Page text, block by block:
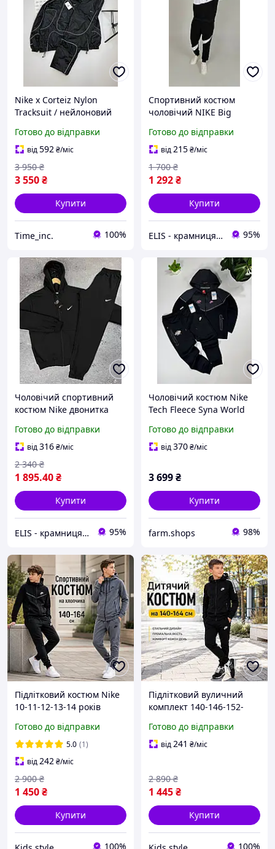
Nike x Corteiz Nylon
Tracksuit / нейлоновий
кортез вітровка і штани
Готово до відправки
від592₴/міс
3 550₴
3 950 ₴
Купити
Time_inc. 100%
Спортивний костюм
чоловічий NIKE Big
Чоловічий спортивний
костюм Найк Биг Свуш
Готово до відправки
від215₴/міс
1 292₴
1 700 ₴
Купити
ELIS - крамниця спортивного одягу 95%
Чоловічий спортивний
костюм Nike двонитка
Готово до відправки
від316₴/міс
1 895.40₴
2 340 ₴
Купити
ELIS - крамниця спортивного одягу 95%
Чоловічий костюм Nike
Tech Fleece Syna World
весняний Чоловічий
костюм Найк Теч Фліс
Готово до відправки
від370₴/міс
3 699₴
Купити
farm.shops 98%
Підлітковий костюм Nike
10-11-12-13-14 років
хлопчик, дитячі
комплекти Найк із кофтою
на змійці та штанами
Готово до відправки
5.0 (1)
від242₴/міс
1 450₴
2 900 ₴
Купити
100%
Підлітковий вуличний
комплект 140-146-152-
хлопчикам підліткам,
спортивні костюми Nike
Готово до відправки
від241 ₴/міс
1 445₴
2 890 ₴
Купити
100%